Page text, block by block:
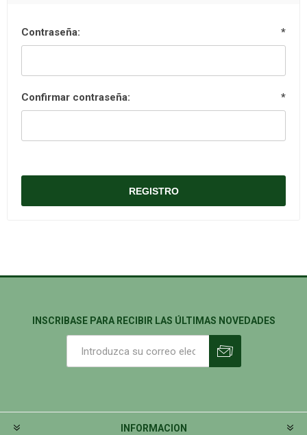
Contraseña: *
Confirmar contraseña: *
INSCRIBASE PARA RECIBIR LAS ÚLTIMAS NOVEDADES
INFORMACION